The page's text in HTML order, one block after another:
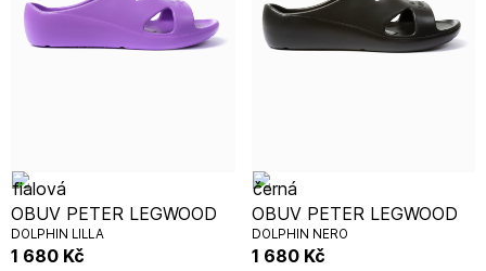
OBUV PETER LEGWOOD
DOLPHIN LILLA
1 680 Kč
OBUV PETER LEGWOOD
DOLPHIN NERO
1 680 Kč